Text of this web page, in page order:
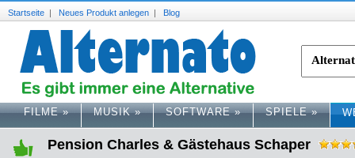
Startseite | Neues Produkt anlegen | Blog
FILME» MUSIK» SOFTWARE» SPIELE»
Pension Charles & Gästehaus Schaper